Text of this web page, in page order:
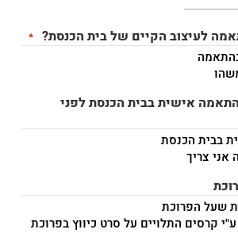
לעיצוב הקיים של בית הכנסת? *
אישית בבית הכנסת לפני
בבית הכנסת
אני צריך
שעל הפרוכת
ע"י קרסים התלויים על סרט כיווץ בפרוכת